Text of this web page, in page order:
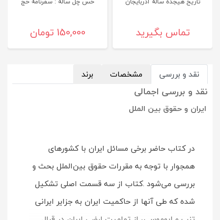
تماس بگیرید 150,000 تومان
نقد و بررسی مشخصات برند
نقد و بررسی اجمالی
ایران و حقوق بین الملل
در کتاب حاضر برخی مسائل ایران با کشورهای
همجوار با توجه به مقررات حقوق بین‌الملل بحث و
بررسی می‌شود .کتاب از سه قسمت اصلی تشکیل
شده که طی آنها از حاکمیت ایران به جزایر ایرانی